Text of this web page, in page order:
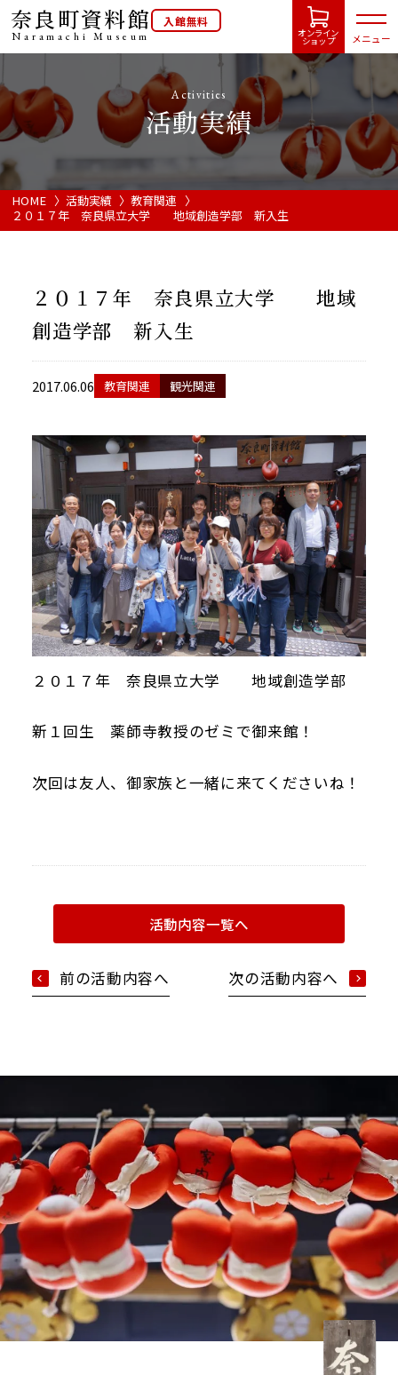
奈良町資料館
NaramachiMuseum
入館無料
オンライン
ショップ メニュー
HOME
開館カレンダー
ご利用案内
当館について
当館について
メディア実績
活動実績
お知らせ
ブログ
オンラインショップ
Activities
活動実績
HOME 活動実績
教育関連
２０１７年 奈良県立大学 地域創造学部 新入生
２０１７年 奈良県立大学 地域
創造学部 新入生
2017.06.06 教育関連 観光関連
２０１７年 奈良県立大学 地域創造学部
新１回生 薬師寺教授のゼミで御来館！
次回は友人、御家族と一緒に来てくださいね！
前の活動内容へ
活動内容一覧へ
次の活動内容へ